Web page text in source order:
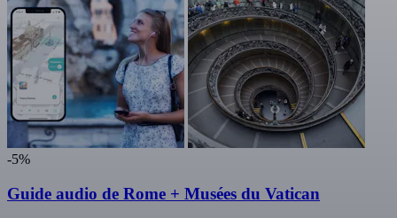
-5%
Guide audio de Rome + Musées du Vatican